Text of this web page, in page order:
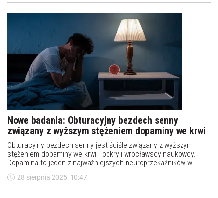
Nowe badania: Obturacyjny bezdech senny
związany z wyższym stężeniem dopaminy we krwi
Obturacyjny bezdech senny jest ściśle związany z wyższym
stężeniem dopaminy we krwi - odkryli wrocławscy naukowcy.
Dopamina to jeden z najważniejszych neuroprzekaźników w
naszym organizmie. Odkrycie daje szansę na nowe metody
diagnostyczne i terapeutyczne.
28 sierpnia 2025, 10:47